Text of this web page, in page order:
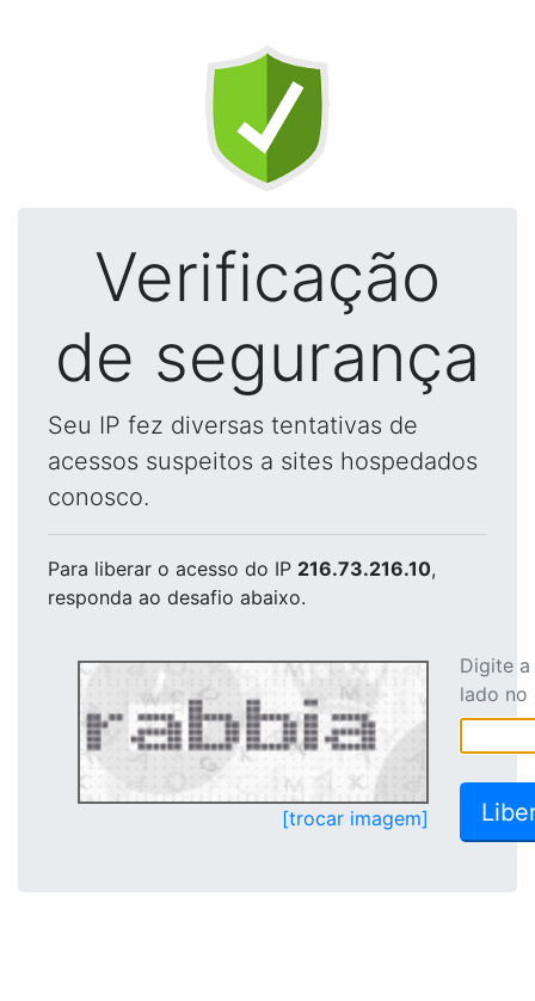
Verificação
de segurança
Seu IP fez diversas tentativas de
acessos suspeitos a sites hospedados
conosco.
Para liberar o acesso do IP 216.73.216.10,
responda ao desafio abaixo.
[trocar imagem]
Digite
lado no